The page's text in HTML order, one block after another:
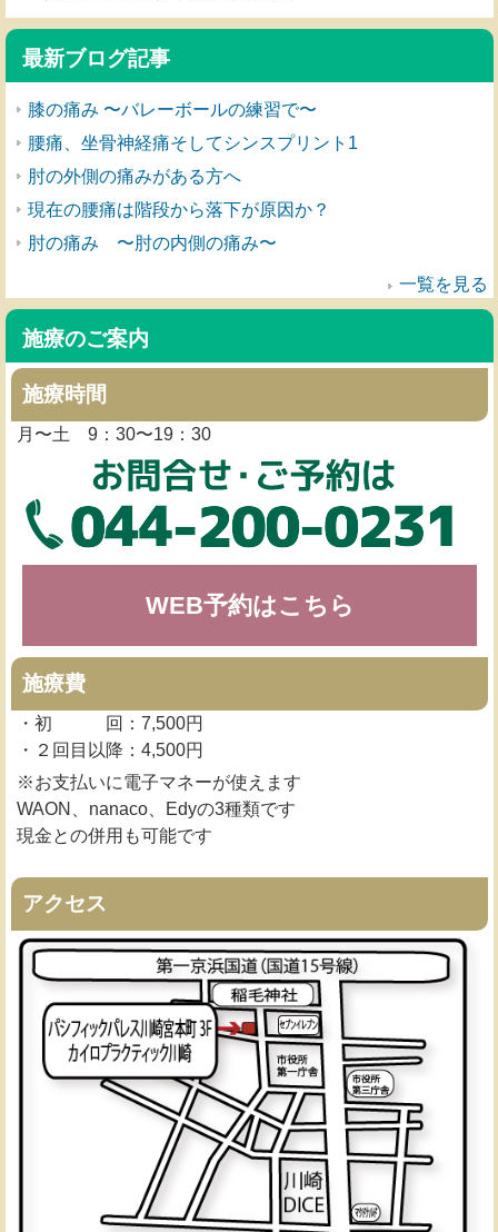
最新ブログ記事
膝の痛み 〜バレーボールの練習で〜
腰痛、坐骨神経痛そしてシンスプリント1
肘の外側の痛みがある方へ
現在の腰痛は階段から落下が原因か？
肘の痛み 〜肘の内側の痛み〜
一覧を見る
施療のご案内
施療時間
月〜土 9：30〜19：30
WEB予約はこちら
施療費
・初 回：7,500円
・２回目以降：4,500円
※お支払いに電子マネーが使えます
WAON、nanaco、Edyの3種類です
現金との併用も可能です
アクセス